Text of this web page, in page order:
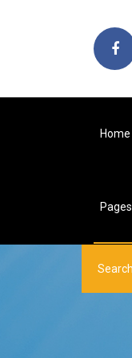
Home
Pages